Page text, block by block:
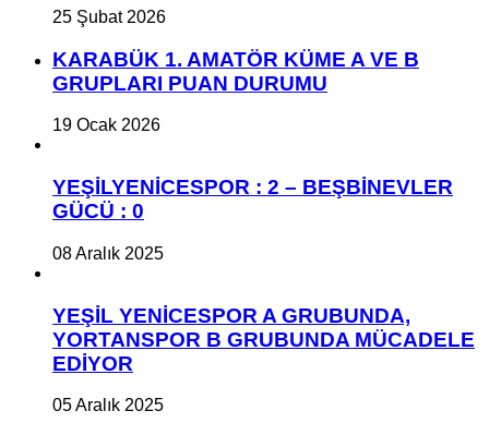
25 Şubat 2026
KARABÜK 1. AMATÖR KÜME A VE B
GRUPLARI PUAN DURUMU
19 Ocak 2026
YEŞİLYENİCESPOR : 2 – BEŞBİNEVLER
GÜCÜ : 0
08 Aralık 2025
YEŞİL YENİCESPOR A GRUBUNDA,
YORTANSPOR B GRUBUNDA MÜCADELE
EDİYOR
05 Aralık 2025